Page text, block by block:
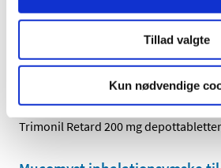
Tillad valgte
Kun nødvendige
Trimonil Retard 200 mg;
forsyningsvanskelighed
Der er kommende problemer med
Trimonil Retard 200 mg